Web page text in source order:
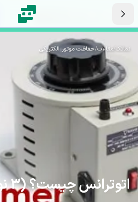
نماتک/مقالات/حفاظت موتور الکتریکی
اتوترانس چیست؟ (3 نوع اصلی آن)